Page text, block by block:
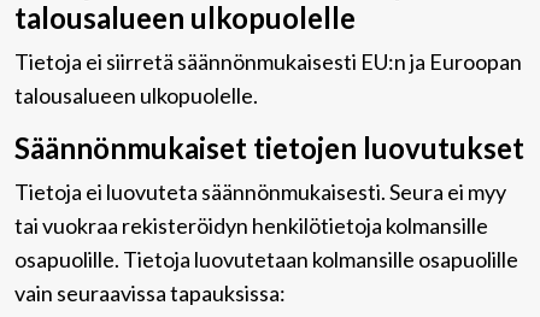
talousalueen ulkopuolelle
Tietoja ei siirretä säännönmukaisesti EU:n ja Euroopan
talousalueen ulkopuolelle.
Säännönmukaiset tietojen luovutukset
Tietoja ei luovuteta säännönmukaisesti. Seura ei myy
tai vuokraa rekisteröidyn henkilötietoja kolmansille
osapuolille. Tietoja luovutetaan kolmansille osapuolille
vain seuraavissa tapauksissa: